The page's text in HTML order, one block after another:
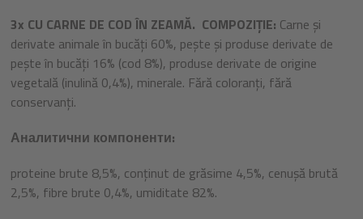
3x CU CARNE DE COD ÎN ZEAMĂ. COMPOZIȚIE: Carne și
derivate animale în bucăți 60%, pește și produse derivate de
pește în bucăți 16% (cod 8%), produse derivate de origine
vegetală (inulină 0,4%), minerale. Fără coloranți, fără
conservanți.
Аналитични компоненти:
proteine brute 8,5%, conținut de grăsime 4,5%, cenușă brută
2,5%, fibre brute 0,4%, umiditate 82%.